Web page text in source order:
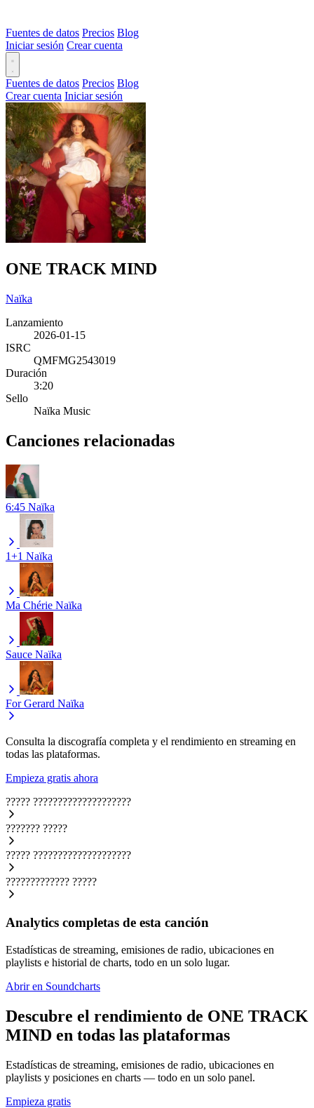
Fuentes de datos Precios Blog
Iniciar sesión Crear cuenta
Fuentes de datos Precios Blog
Crear cuenta Iniciar sesión
ONE TRACK MIND
Naïka
Lanzamiento
2026-01-15
ISRC
QMFMG2543019
Duración
3:20
Sello
Naïka Music
Canciones relacionadas
6:45 Naïka
1+1 Naïka
Ma Chérie Naïka
Sauce Naïka
For Gerard Naïka
Consulta la discografía completa y el rendimiento en streaming en
todas las plataformas.
Empieza gratis ahora
????? ????????????????????
??????? ?????
????? ????????????????????
????????????? ?????
Analytics completas de esta canción
Estadísticas de streaming, emisiones de radio, ubicaciones en
playlists e historial de charts, todo en un solo lugar.
Abrir en Soundcharts
Descubre el rendimiento de ONE TRACK
MIND en todas las plataformas
Estadísticas de streaming, emisiones de radio, ubicaciones en
playlists y posiciones en charts — todo en un solo panel.
Empieza gratis